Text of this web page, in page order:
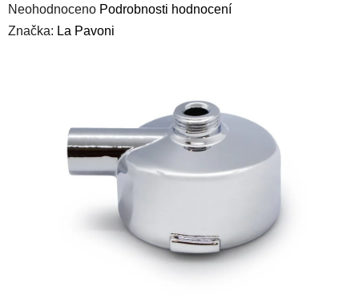
Průměrné
hodnocení
hvězdiček.
Neohodnoceno Podrobnosti hodnocení
Značka: La Pavoni